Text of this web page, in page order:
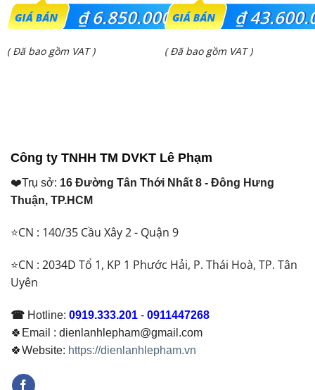
Giá
gốc
là:
₫6.850.000
Giá
( Đã bao gồm VAT )
Giá
gốc
là:
₫
Giá
( Đã bao gồm VAT )
Công ty TNHH TM DVKT Lê Phạm
❤️Trụ sở: 16 Đường Tân Thới Nhất 8 - Đông Hưng
Thuận, TP.HCM
⭐CN : 140/35 Cầu Xây 2 - Quận 9
⭐CN : 2034D Tổ 1, KP 1 Phước Hải, P. Thái Hoà, TP. Tân
Uyên
☎ Hotline: 0919.333.201 - 0911447268
🍀Email : dienlanhlepham@gmail.com
🍀Website: https://dienlanhlepham.vn